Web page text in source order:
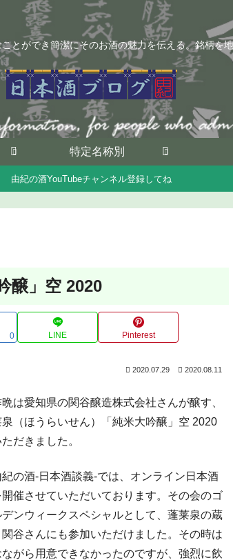
とができ簡潔にそのお酒の魅力を伝える。銘柄を
特定名称別
由紀の酒YouTubeチャンネル登録してね
醸」空 2020
0 LINE Pinterest
2020.07.29 2020.08.11
は愛知県の関谷醸造株式会社さんが醸す、
（ほうらいせん）「純米大吟醸」空 2020
だきました。
の酒-日本酒談義-では、オンライン日本酒
催させていただいております。その会のゴ
デンウィークスペシャルとして、蓬莱泉の蔵
関谷さんにも参加いただけました。その時は
がら用意できなかったのですが、強烈に飲